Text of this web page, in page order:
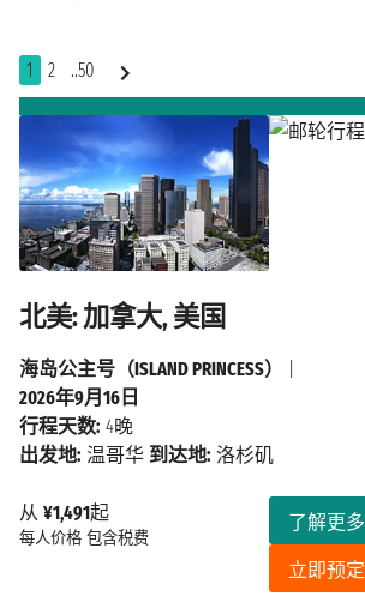
1 2 ..50
北美: 加拿大, 美国
从 ¥1,491起
每人价格 包含税费
了解更多
立即预定
海岛公主号（ISLAND PRINCESS）
2026年9月16日
行程天数: 4晚
出发地: 温哥华 到达地: 洛杉矶